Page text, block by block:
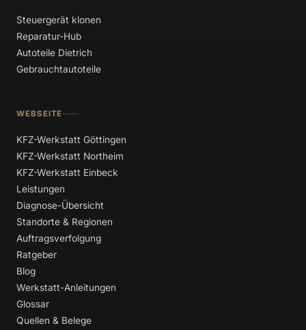
Steuergerät klonen
Reparatur-Hub
Autoteile Dietrich
Gebrauchtautoteile
WEBSEITE
KFZ-Werkstatt Göttingen
KFZ-Werkstatt Northeim
KFZ-Werkstatt Einbeck
Leistungen
Diagnose-Übersicht
Standorte & Regionen
Auftragsverfolgung
Ratgeber
Blog
Werkstatt-Anleitungen
Glossar
Quellen & Belege